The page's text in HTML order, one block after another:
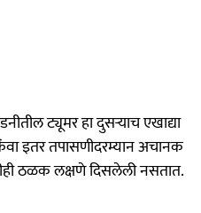
ट्यूमर हा दुसऱ्याच एखाद्या
इतर तपासणीदरम्यान अचानक
ठळक लक्षणे दिसलेली नसतात.